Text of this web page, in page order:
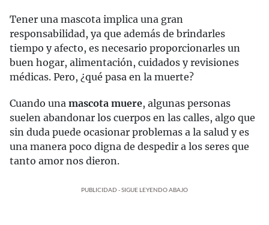
Tener una mascota implica una gran
responsabilidad, ya que además de brindarles
tiempo y afecto, es necesario proporcionarles un
buen hogar, alimentación, cuidados y revisiones
médicas. Pero, ¿qué pasa en la muerte?
Cuando una mascota muere, algunas personas
suelen abandonar los cuerpos en las calles, algo que
sin duda puede ocasionar problemas a la salud y es
una manera poco digna de despedir a los seres que
tanto amor nos dieron.
PUBLICIDAD - SIGUE LEYENDO ABAJO